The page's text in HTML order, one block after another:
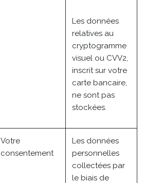
Les données
relatives au
cryptogramme
visuel ou CVV2,
inscrit sur votre
carte bancaire,
ne sont pas
stockées.
Votre
consentement
Les données
personnelles
collectées par
le biais de